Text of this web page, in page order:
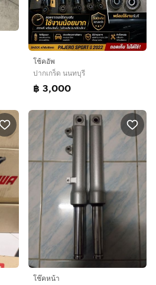
โช้คอัพ
ปากเกร็ด นนทบุรี
฿ 3,000
โช๊คหน้า